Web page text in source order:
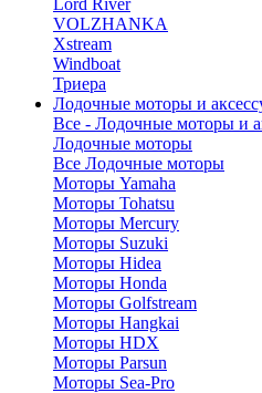
Lord River
VOLZHANKA
Xstream
Windboat
Триера
Лодочные моторы и
Все - Лодочные моторы и
Лодочные моторы
Все Лодочные моторы
Моторы Yamaha
Моторы Tohatsu
Моторы Mercury
Моторы Suzuki
Моторы Hidea
Моторы Honda
Моторы Golfstream
Моторы Hangkai
Моторы HDX
Моторы Parsun
Моторы Sea-Pro